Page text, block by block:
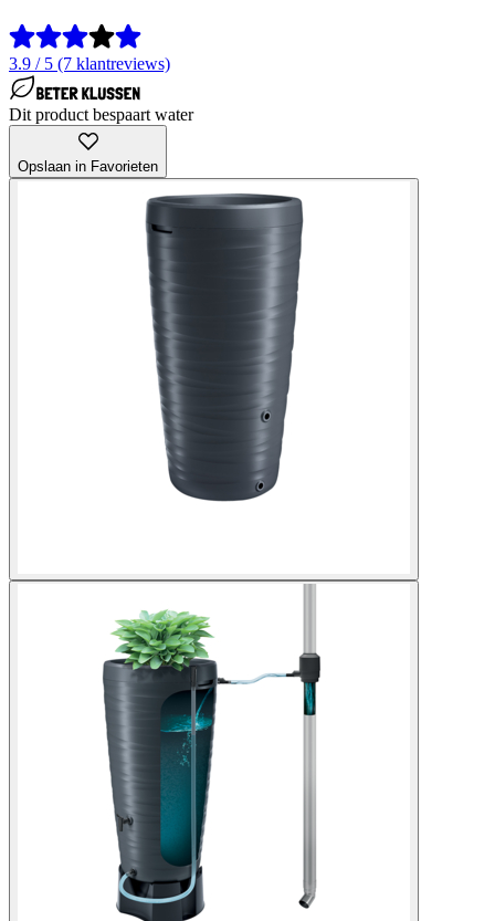
3.9 / 5 (7 klantreviews)
Dit product bespaart water
Opslaan in Favorieten